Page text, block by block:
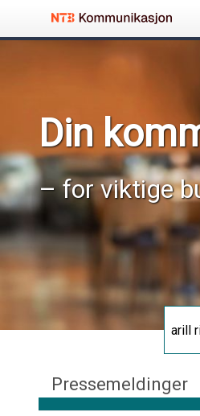
Din
– for viktige
Pressemeldinger